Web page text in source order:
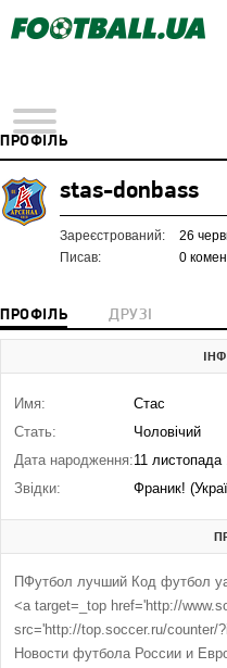
ПРОФІЛЬ
stas-donbass
Зареєстрований:
26
Писав:
0
ПРОФІЛЬ ДРУЗІ
Имя:
Стас
Стать:
Чоловічий
Дата народження:11 листопада
Звідки:
Франик!
ПФутбол лучший Код футбол
<a target=_top href='http://
src='http://top.soccer.ru/counter/
Новости футбола России и